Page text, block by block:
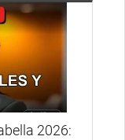
2026: